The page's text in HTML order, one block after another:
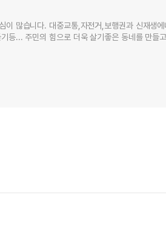
많습니다. 대중교통,자전거,보행권과 신재생
등... 주민의 힘으로 더욱 살기좋은 동네를 만들